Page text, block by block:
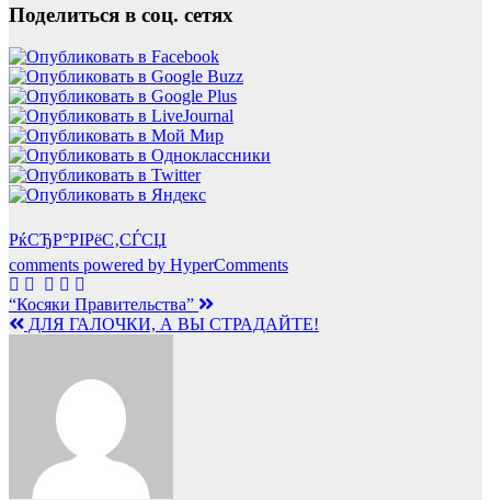
Поделиться в соц. сетях
РќСЂР°РІРёС‚СЃСЏ
comments powered by HyperComments
Навигация
по
“Косяки Правительства”
ДЛЯ ГАЛОЧКИ, А ВЫ СТРАДАЙТЕ!